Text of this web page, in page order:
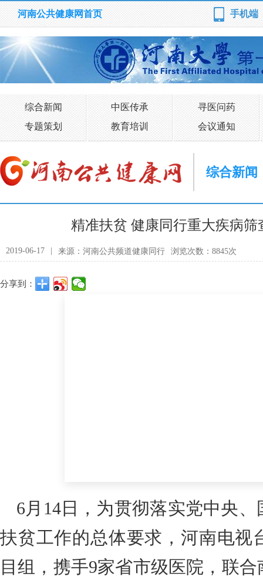
河南公共健康网首页 手机端
综合新闻 中医传承
寻医问药
专题策划
教育培训 会议通知
综合新闻
精准扶贫 健康同行重大疾病
2019-06-17 来源：河南公共频道健康同行 浏览次数：8845次
分享到：
6月14日，为贯彻落实党中央
扶贫工作的总体要求，河南电视
目组，携手9家省市级医院，联